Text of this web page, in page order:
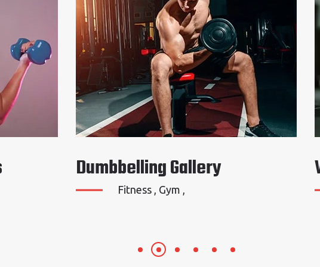
Women Fitness Gallery
Dumbbelling , Fitness ,